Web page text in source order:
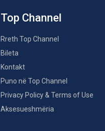
Top Channel
Rreth Top Channel
Bileta
Kontakt
Puno në Top Channel
Privacy Policy & Terms of Use
Aksesueshmëria